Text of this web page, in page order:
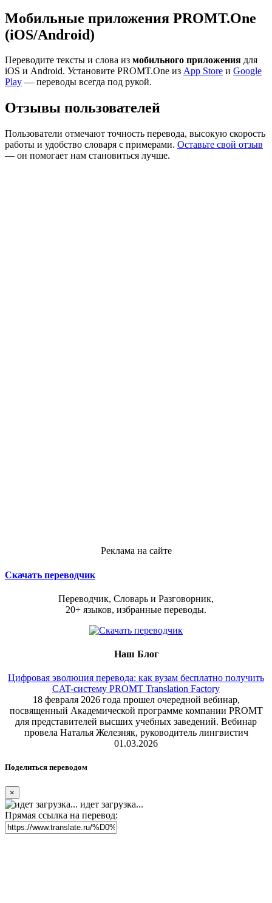
Мобильные приложения PROMT.One
(iOS/Android)
Переводите тексты и слова из мобильного приложения для
iOS и Android. Установите PROMT.One из App Store и Google
Play — переводы всегда под рукой.
Отзывы пользователей
Пользователи отмечают точность перевода, высокую скорость
работы и удобство словаря с примерами. Оставьте свой отзыв
— он помогает нам становиться лучше.
Реклама на сайте
Скачать переводчик
Переводчик, Словарь и Разговорник,
20+ языков, избранные переводы.
Наш Блог
Цифровая эволюция перевода: как вузам бесплатно получить
CAT-систему PROMT Translation Factory
18 февраля 2026 года прошел очередной вебинар,
посвященный Академической программе компании PROMT
для представителей высших учебных заведений. Вебинар
провела Наталья Железняк, руководитель лингвистич
01.03.2026
Поделиться переводом
×
идет загрузка...
Прямая ссылка на перевод: